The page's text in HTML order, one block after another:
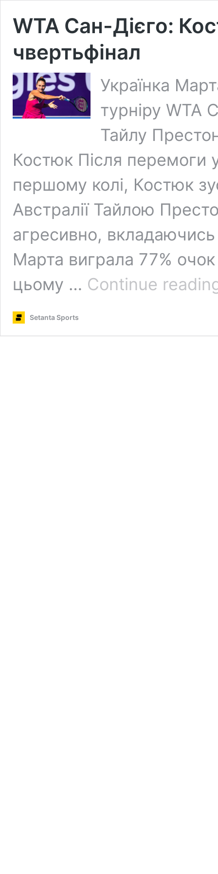
WTA Сан-Дієго:
чвертьфінал
Українка
турніру WTA
Тайлу
Костюк Після перемоги
першому колі, Костюк
Австралії Тайлою
агресивно,
Марта виграла 77%
цьому … Continue
Setanta Sports